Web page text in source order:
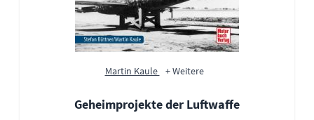
Martin Kaule + Weitere
Geheimprojekte der Luftwaffe